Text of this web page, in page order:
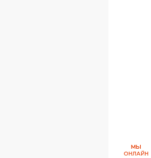
МЫ
ОНЛАЙН